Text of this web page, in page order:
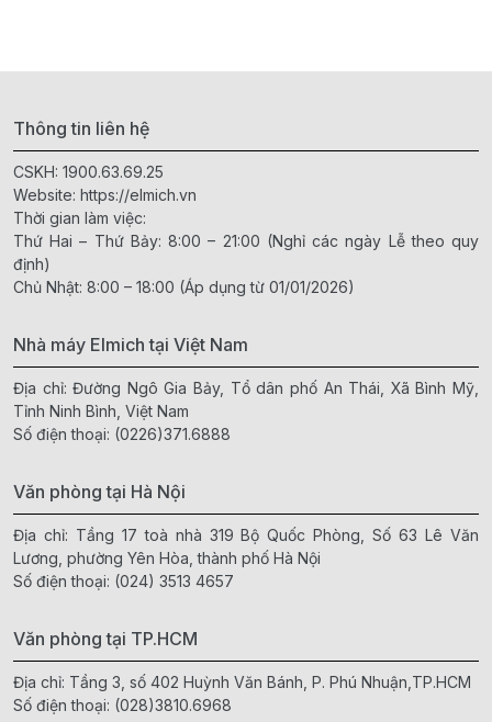
Thông tin liên hệ
CSKH: 1900.63.69.25
Website: https://elmich.vn
Thời gian làm việc:
Thứ Hai – Thứ Bảy: 8:00 – 21:00 (Nghỉ các ngày Lễ theo quy
định)
Chủ Nhật: 8:00 – 18:00 (Áp dụng từ 01/01/2026)
Nhà máy Elmich tại Việt Nam
Địa chỉ: Đường Ngô Gia Bảy, Tổ dân phố An Thái, Xã Bình Mỹ,
Tỉnh Ninh Bình, Việt Nam
Số điện thoại: (0226)371.6888
Văn phòng tại Hà Nội
Địa chỉ: Tầng 17 toà nhà 319 Bộ Quốc Phòng, Số 63 Lê Văn
Lương, phường Yên Hòa, thành phố Hà Nội
Số điện thoại: (024) 3513 4657
Văn phòng tại TP.HCM
Địa chỉ: Tầng 3, số 402 Huỳnh Văn Bánh, P. Phú Nhuận,TP.HCM
Số điện thoại: (028)3810.6968